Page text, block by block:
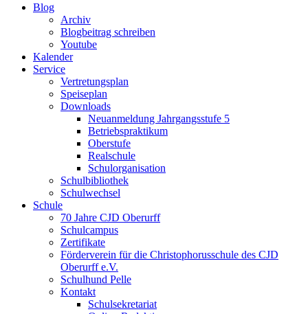
Blog
Archiv
Blogbeitrag schreiben
Youtube
Kalender
Service
Vertretungsplan
Speiseplan
Downloads
Neuanmeldung Jahrgangsstufe 5
Betriebspraktikum
Oberstufe
Realschule
Schulorganisation
Schulbibliothek
Schulwechsel
Schule
70 Jahre CJD Oberurff
Schulcampus
Zertifikate
Förderverein für die Christophorusschule des CJD
Oberurff e.V.
Schulhund Pelle
Kontakt
Schulsekretariat